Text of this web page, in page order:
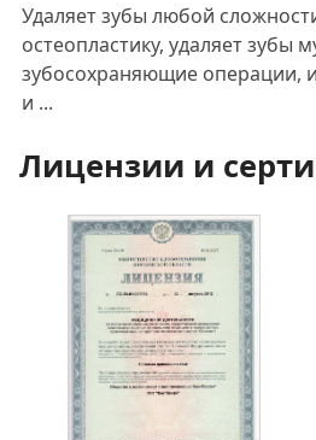
Удаляет зубы любой
остеопластику, удаляет зубы
зубосохраняющие операции, и
и ...
Лицензии и